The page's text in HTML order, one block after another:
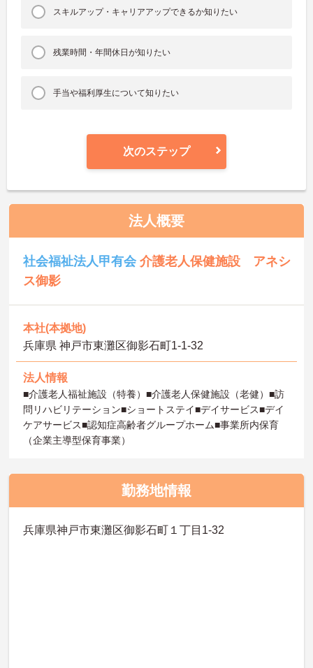
スキルアップ・キャリアアップできるか知りたい
残業時間・年間休日が知りたい
手当や福利厚生について知りたい
次のステップ
法人概要
社会福祉法人甲有会介護老人保健施設 アネシ
ス御影
本社(本拠地)
兵庫県 神戸市東灘区御影石町1-1-32
法人情報
■介護老人福祉施設（特養）■介護老人保健施設（老健）■訪
問リハビリテーション■ショートステイ■デイサービス■デイ
ケアサービス■認知症高齢者グループホーム■事業所内保育
（企業主導型保育事業）
勤務地情報
兵庫県神戸市東灘区御影石町１丁目1-32